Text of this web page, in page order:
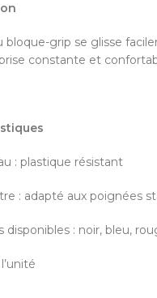
bloque-grip se glisse
constante et
: plastique résistant
: adapté aux poignées
disponibles : noir, bleu,